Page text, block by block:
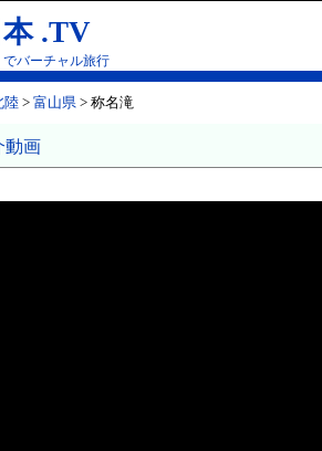
.TV
バーチャル旅行
陸 > 富山県 > 称名滝
動画